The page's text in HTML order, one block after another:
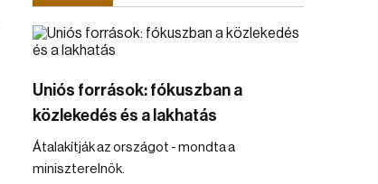
Uniós források: fókuszban a
közlekedés és a lakhatás
Átalakítják az országot - mondta a
miniszterelnök.